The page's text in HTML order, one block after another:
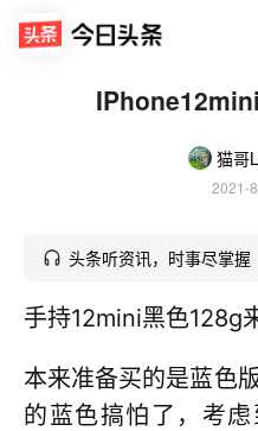
猫哥
2021-
头条听资讯，时事尽掌握
手持12mini黑色128g
本来准备买的是蓝色
的蓝色搞怕了，考